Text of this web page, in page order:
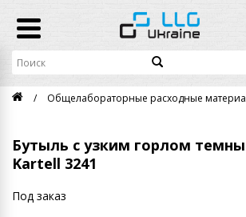
Общелабораторные расходные
Бутыль с узким горлом
Kartell 3241
Под заказ